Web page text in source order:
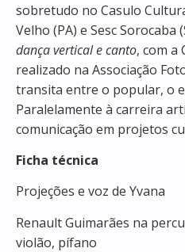
sobretudo no Casulo
Velho (PA) e Sesc Sorocaba
dança vertical e canto, com a
realizado na Associação
transita entre o popular, o
Paralelamente à carreira
comunicação em projetos
Ficha técnica
Projeções e voz de Yvana
Renault Guimarães na
violão, pífano